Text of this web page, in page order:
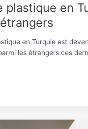
plastique en
en Turquie est
les étrangers ces